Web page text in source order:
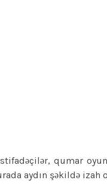
qumar
aydın şəkildə izah